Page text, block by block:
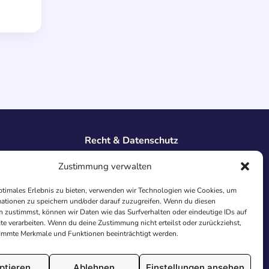
Zustimmung verwalten
Erlebnis zu bieten, verwenden wir Technologien wie Cookies, um
zu speichern und/oder darauf zuzugreifen. Wenn du diesen
zustimmst, können wir Daten wie das Surfverhalten oder eindeutige IDs auf
verarbeiten. Wenn du deine Zustimmung nicht erteilst oder zurückziehst,
Merkmale und Funktionen beeinträchtigt werden.
Recht & Datenschutz
Datenschutz
AGB
Cookies